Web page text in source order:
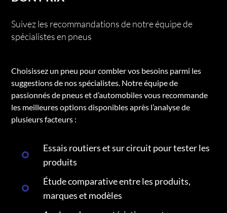
Suivez les recommandations de notre équipe de
spécialistes en pneus
Choisissez un pneu pour combler vos besoins parmi les
suggestions de nos spécialistes. Notre équipe de
passionnés de pneus et d’automobiles vous recommande
les meilleures options disponibles après l’analyse de
plusieurs facteurs :
Essais routiers et sur circuit pour tester les
produits
Étude comparative entre les produits,
marques et modèles